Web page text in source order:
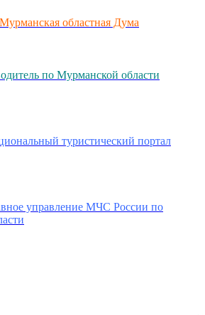
Мурманская областная Дума
по Мурманской области
туристический портал
управление МЧС России по